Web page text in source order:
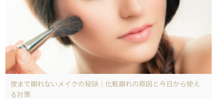
夜まで崩れないメイクの秘訣｜化粧崩れの原因と今日から使え
る対策